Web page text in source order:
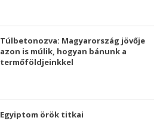
Túlbetonozva: Magyarország jövője
azon is múlik, hogyan bánunk a
termőföldjeinkkel
Egyiptom örök titkai